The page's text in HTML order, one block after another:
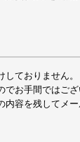
しておりません
でお手間ではご
内容を残してメ